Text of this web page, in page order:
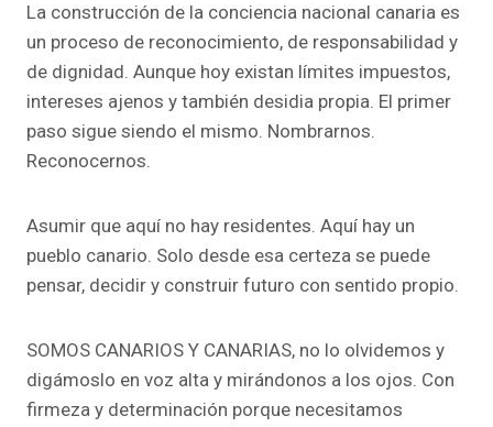
La construcción de la conciencia nacional canaria es
un proceso de reconocimiento, de responsabilidad y
de dignidad. Aunque hoy existan límites impuestos,
intereses ajenos y también desidia propia. El primer
paso sigue siendo el mismo. Nombrarnos.
Reconocernos.
Asumir que aquí no hay residentes. Aquí hay un
pueblo canario. Solo desde esa certeza se puede
pensar, decidir y construir futuro con sentido propio.
SOMOS CANARIOS Y CANARIAS, no lo olvidemos y
digámoslo en voz alta y mirándonos a los ojos. Con
firmeza y determinación porque necesitamos